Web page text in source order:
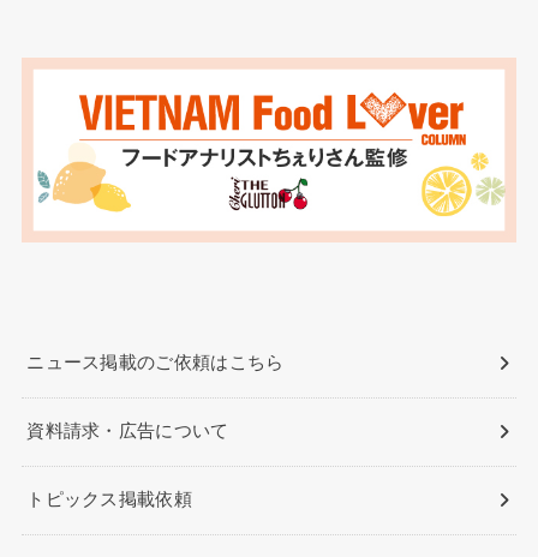
ニュース掲載のご依頼はこちら
資料請求・広告について
トピックス掲載依頼